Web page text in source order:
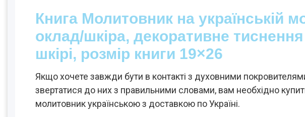
Книга Молитовник на українській
оклад/шкіра, декоративне
шкірі, розмір книги 19×26
Якщо хочете завжди бути в контакті з духовними
звертатися до них з правильними словами, вам необхідно
молитовник українською з доставкою по Україні.